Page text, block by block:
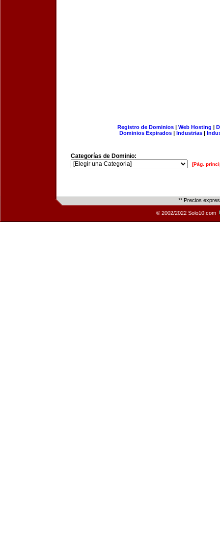
Registro de Dominios| Web Hosting |
Dominios Expirados | Industrias |
Categorías de Dominio:
[Pág.
** Precios
© 2002/2022 Solo10.com